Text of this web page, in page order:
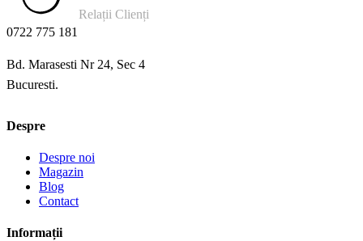
Relații Clienți
0722 775 181
Bd. Marasesti Nr 24, Sec 4
Bucuresti.
Despre
Despre noi
Magazin
Blog
Contact
Informații